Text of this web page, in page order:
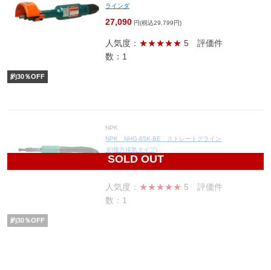
ラインダ
27,090 円(税込29,799円)
人気度： ★★★★★ 5 評価件
数：1
約30％OFF
SOLD OUT
NPK
NPK NHG-65K-BE ストレートグライン
ダ(後方排気タイプ)
25,340
人気度： ★★★★★ 5 評価件
数：1
約30％OFF